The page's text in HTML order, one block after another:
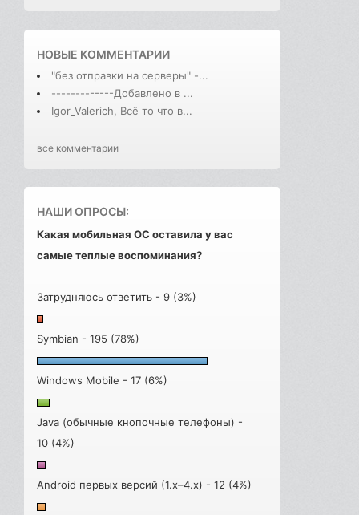
НОВЫЕ КОММЕНТАРИИ
"без отправки на серверы" -...
-------------Добавлено в ...
Igor_Valerich, Всё то что в...
все комментарии
НАШИ ОПРОСЫ:
Какая мобильная ОС оставила у вас
самые теплые воспоминания?
Затрудняюсь ответить - 9 (3%)
Symbian - 195 (78%)
Windows Mobile - 17 (6%)
Java (обычные кнопочные телефоны) -
10 (4%)
Android первых версий (1.x–4.x) - 12 (4%)